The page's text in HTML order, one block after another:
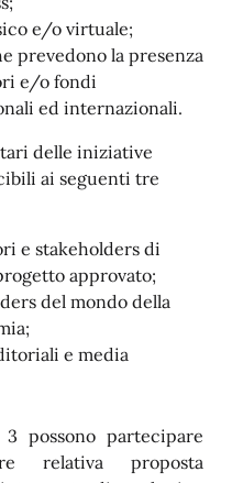
e/o virtuale;
prevedono la presenza
e/o fondi
ed internazionali.
delle iniziative
ai seguenti tre
e stakeholders di
approvato;
del mondo della
e media
possono partecipare
relativa proposta